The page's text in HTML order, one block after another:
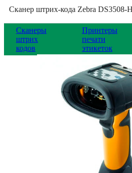
Сканер штрих-кода Zebra DS3508-
Сканеры
штрих
кодов
Принтеры
печати
этикеток